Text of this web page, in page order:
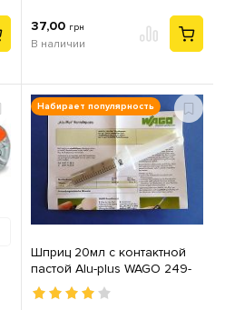
37,00 грн
В наличии
Набирает популярность
Шприц 20мл с контактной
пастой Alu-plus WAGO 249-
130